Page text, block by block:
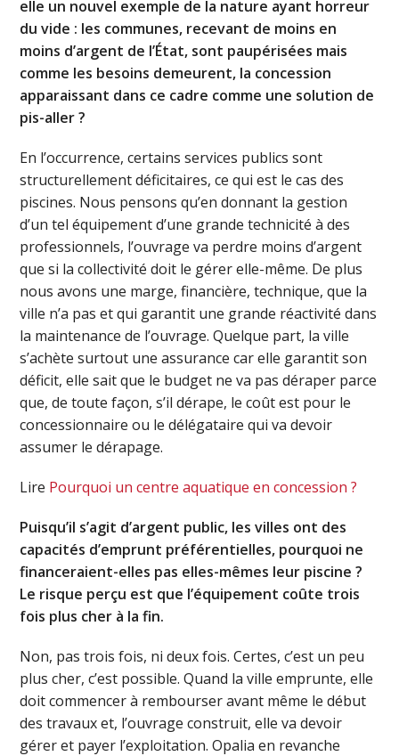
elle un nouvel exemple de la nature ayant horreur
du vide : les communes, recevant de moins en
moins d’argent de l’État, sont paupérisées mais
comme les besoins demeurent, la concession
apparaissant dans ce cadre comme une solution de
pis-aller ?
En l’occurrence, certains services publics sont
structurellement déficitaires, ce qui est le cas des
piscines. Nous pensons qu’en donnant la gestion
d’un tel équipement d’une grande technicité à des
professionnels, l’ouvrage va perdre moins d’argent
que si la collectivité doit le gérer elle-même. De plus
nous avons une marge, financière, technique, que la
ville n’a pas et qui garantit une grande réactivité dans
la maintenance de l’ouvrage. Quelque part, la ville
s’achète surtout une assurance car elle garantit son
déficit, elle sait que le budget ne va pas déraper parce
que, de toute façon, s’il dérape, le coût est pour le
concessionnaire ou le délégataire qui va devoir
assumer le dérapage.
Lire Pourquoi un centre aquatique en concession ?
Puisqu’il s’agit d’argent public, les villes ont des
capacités d’emprunt préférentielles, pourquoi ne
financeraient-elles pas elles-mêmes leur piscine ?
Le risque perçu est que l’équipement coûte trois
fois plus cher à la fin.
Non, pas trois fois, ni deux fois. Certes, c’est un peu
plus cher, c’est possible. Quand la ville emprunte, elle
doit commencer à rembourser avant même le début
des travaux et, l’ouvrage construit, elle va devoir
gérer et payer l’exploitation. Opalia en revanche